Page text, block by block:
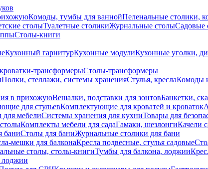
Комоды, тумбы для ваннойПеленальные столики,
столыТуалетные столикиЖурнальные столыСадовые
Столы-книги
Кухонный гарнитурКухонные модулиКухонные уголки,
трансформерыСтолы-трансформеры
Полки, стеллажи, системы храненияСтулья, креслаКомоды
в прихожуюВешалки, подставки для зонтовБанкетки,
для стульевКомплектующие для кроватей и кроваток
для мебелиСистемы хранения для кухниТовары для
Комплекты мебели для садаГамаки, шезлонгиКачели
баниСтолы для баниЖурнальные столики для бани
мешки для балконаКресла подвесные, стулья садовые
столы, столы-книгиТумбы для балкона, лоджии
лоджии